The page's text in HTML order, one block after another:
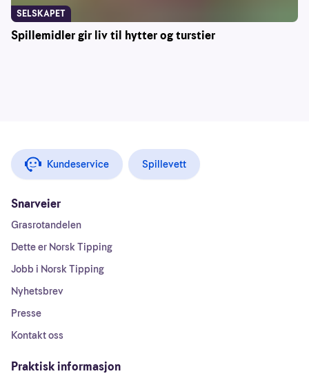
Spillemidler gir liv til hytter og turstier
SELSKAPET
Kundeservice Spillevett
Snarveier
Grasrotandelen
Dette er Norsk Tipping
Jobb i Norsk Tipping
Nyhetsbrev
Presse
Kontakt oss
Praktisk informasjon